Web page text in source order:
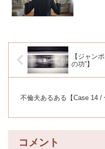
【ジャン
の功”】
不倫夫あるある【Case 14 /
コメント